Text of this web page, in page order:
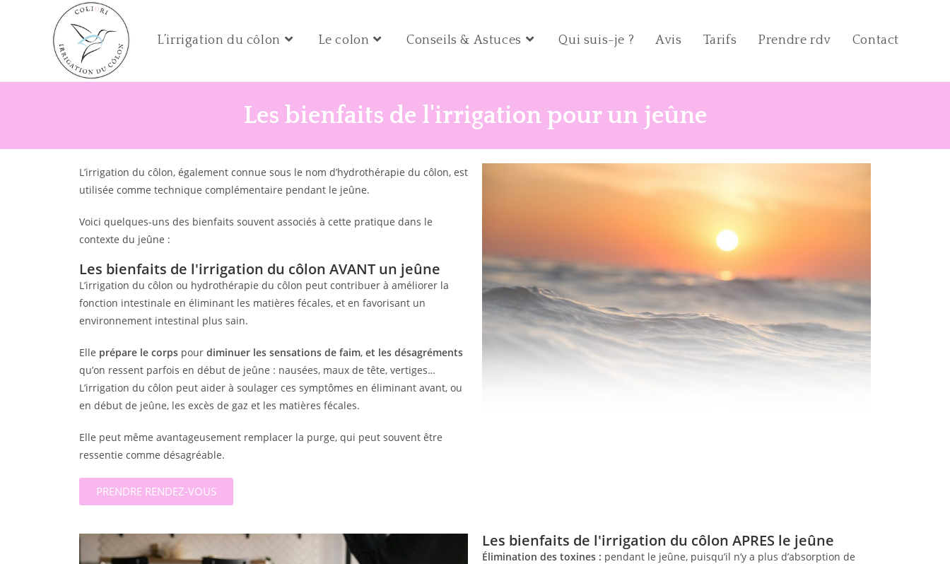
L’irrigation du côlon Le colon Conseils & Astuces Qui suis-je ? Avis Tarifs Prendre rdv Contact
Les bienfaits de l'irrigation pour un jeûne
L’irrigation du côlon, également connue sous le nom d’hydrothérapie du côlon, est
utilisée comme technique complémentaire pendant le jeûne.
Voici quelques-uns des bienfaits souvent associés à cette pratique dans le
contexte du jeûne :
Les bienfaits de l'irrigation du côlon AVANT un jeûne
L’irrigation du côlon ou hydrothérapie du côlon peut contribuer à améliorer la
fonction intestinale en éliminant les matières fécales, et en favorisant un
environnement intestinal plus sain.
Elle prépare le corps pour diminuer les sensations de faim, et les désagréments
qu’on ressent parfois en début de jeûne : nausées, maux de tête, vertiges…
L’irrigation du côlon peut aider à soulager ces symptômes en éliminant avant, ou
en début de jeûne, les excès de gaz et les matières fécales.
Elle peut même avantageusement remplacer la purge, qui peut souvent être
ressentie comme désagréable.
PRENDRE RENDEZ-VOUS
Les bienfaits de l'irrigation du côlon APRES le jeûne
Élimination des toxines : pendant le jeûne, puisqu’il n’y a plus d’absorption de